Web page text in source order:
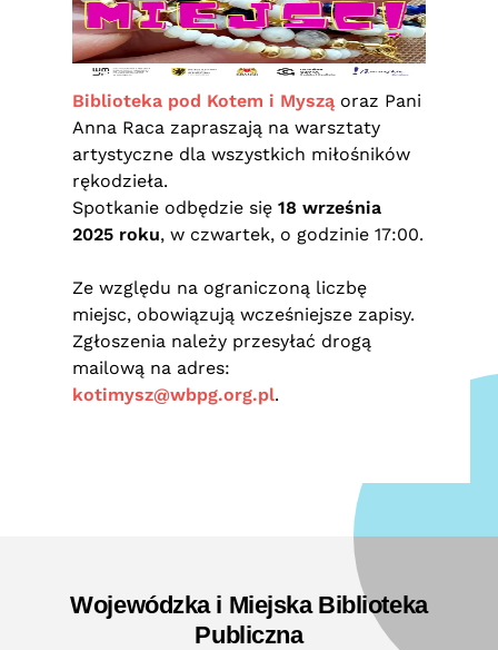
Biblioteka pod Kotem i Myszą oraz Pani
Anna Raca zapraszają na warsztaty
artystyczne dla wszystkich miłośników
rękodzieła.
Spotkanie odbędzie się 18 września
2025 roku, w czwartek, o godzinie 17:00.
Ze względu na ograniczoną liczbę
miejsc, obowiązują wcześniejsze zapisy.
Zgłoszenia należy przesyłać drogą
mailową na adres:
kotimysz@wbpg.org.pl.
Wojewódzka i Miejska Biblioteka
Publiczna